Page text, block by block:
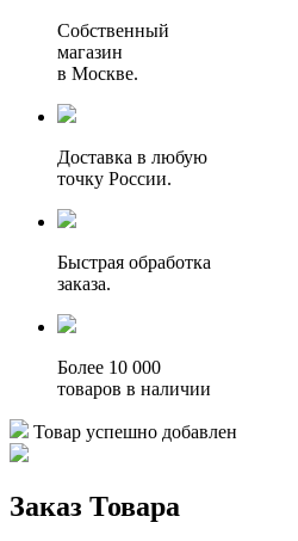
Собственный
магазин
в Москве.
Доставка в любую
точку России.
Быстрая обработка
заказа.
Более 10 000
товаров в наличии
Товар успешно добавлен
Заказ Товара